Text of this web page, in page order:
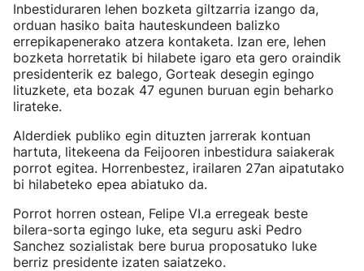
Inbestiduraren lehen bozketa giltzarria izango da,
orduan hasiko baita hauteskundeen balizko
errepikapenerako atzera kontaketa. Izan ere, lehen
bozketa horretatik bi hilabete igaro eta gero oraindik
presidenterik ez balego, Gorteak desegin egingo
lituzkete, eta bozak 47 egunen buruan egin beharko
lirateke.
Alderdiek publiko egin dituzten jarrerak kontuan
hartuta, litekeena da Feijooren inbestidura saiakerak
porrot egitea. Horrenbestez, irailaren 27an aipatutako
bi hilabeteko epea abiatuko da.
Porrot horren ostean, Felipe VI.a erregeak beste
bilera-sorta egingo luke, eta seguru aski Pedro
Sanchez sozialistak bere burua proposatuko luke
berriz presidente izaten saiatzeko.